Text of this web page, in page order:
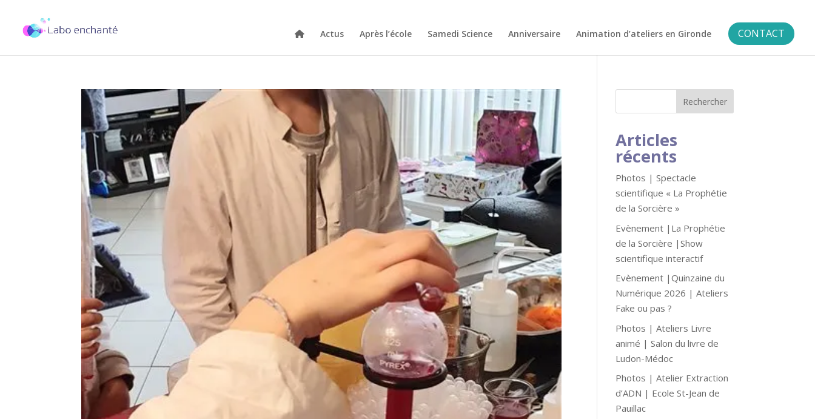
Actus Après l’école Samedi Science Anniversaire Animation d’ateliers en Gironde CONTACT
Articles
récents
Photos | Spectacle
scientifique « La Prophétie
de la Sorcière »
Evènement |La Prophétie
de la Sorcière |Show
scientifique interactif
Evènement |Quinzaine du
Numérique 2026 | Ateliers
Fake ou pas ?
Photos | Ateliers Livre
animé | Salon du livre de
Ludon-Médoc
Photos | Atelier Extraction
d’ADN | Ecole St-Jean de
Pauillac